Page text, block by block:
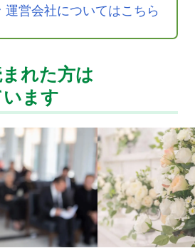
運営会社についてはこちら
れた方は
ます